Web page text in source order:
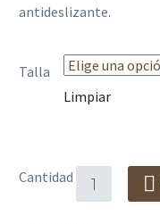
antideslizante.
Talla
Limpiar
Cantidad